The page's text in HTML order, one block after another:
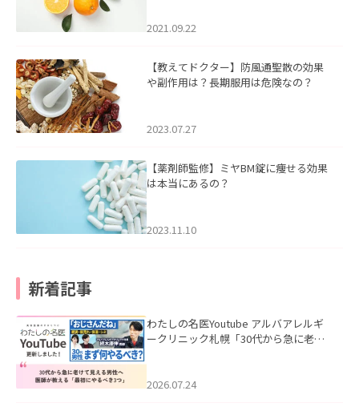
2021.09.22
【教えてドクター】防風通聖散の効果
や副作用は？長期服用は危険なの？
2023.07.27
【薬剤師監修】ミヤBM錠に痩せる効果
は本当にあるの？
2023.11.10
新着記事
わたしの名医Youtube アルバアレルギ
ークリニック札幌「30代から急に老け
た。
2026.07.24